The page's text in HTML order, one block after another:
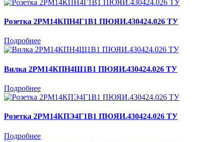
Розетка 2РМ14КПН4Г1В1 ПЮЯИ.430424.026 ТУ
Подробнее
Вилка 2РМ14КПН4Ш1В1 ПЮЯИ.430424.026 ТУ
Подробнее
Розетка 2РМ14КПЭ4Г1В1 ПЮЯИ.430424.026 ТУ
Подробнее